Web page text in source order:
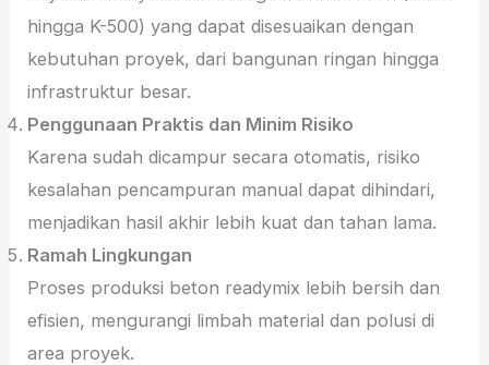
hingga K-500) yang dapat disesuaikan dengan
kebutuhan proyek, dari bangunan ringan hingga
infrastruktur besar.
Penggunaan Praktis dan Minim Risiko
Karena sudah dicampur secara otomatis, risiko
kesalahan pencampuran manual dapat dihindari,
menjadikan hasil akhir lebih kuat dan tahan lama.
Ramah Lingkungan
Proses produksi beton readymix lebih bersih dan
efisien, mengurangi limbah material dan polusi di
area proyek.